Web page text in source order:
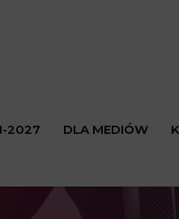
2027 DLA MEDIÓW